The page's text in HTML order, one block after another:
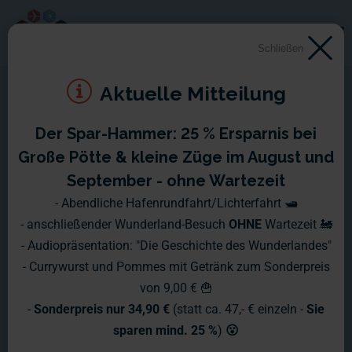
Schließen
Aktuelle Mitteilung
Der Spar-Hammer: 25 % Ersparnis bei
Große Pötte & kleine Züge im August und
September - ohne Wartezeit
- Abendliche Hafenrundfahrt/Lichterfahrt 🛥️
- anschließender Wunderland-Besuch OHNE Wartezeit 🚂
- Audiopräsentation: "Die Geschichte des Wunderlandes"
- Currywurst und Pommes mit Getränk zum Sonderpreis
von 9,00 € 🍟
- Sonderpreis nur 34,90 € (statt ca. 47,- € einzeln - Sie
sparen mind. 25 %) 😮